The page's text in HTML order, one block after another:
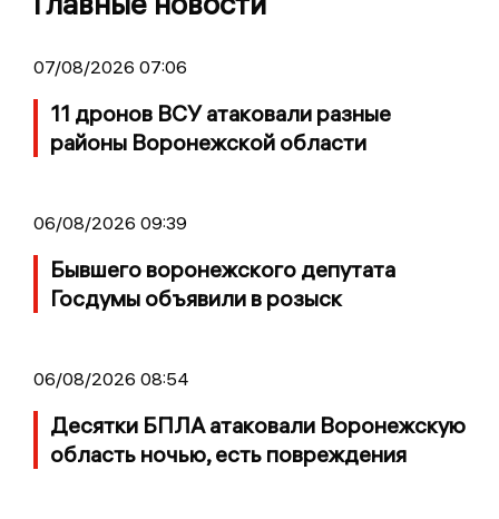
07/08/2026 07:06
11 дронов ВСУ атаковали разные
районы Воронежской области
06/08/2026 09:39
Бывшего воронежского депутата
Госдумы объявили в розыск
06/08/2026 08:54
Десятки БПЛА атаковали Воронежскую
область ночью, есть повреждения